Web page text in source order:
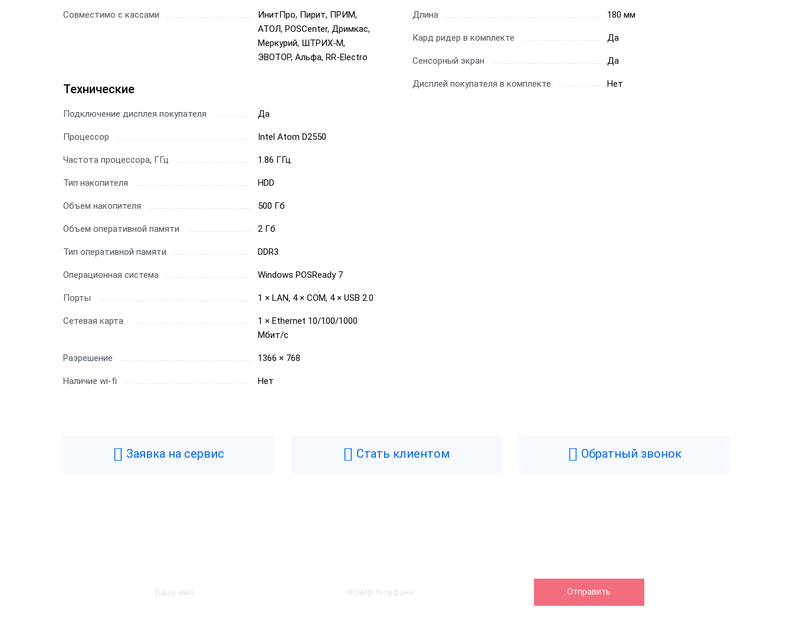
Совместимо с кассами
ИнитПро, Пирит, ПРИМ,
АТОЛ, POSCenter, Дримкас,
Меркурий, ШТРИХ-М,
ЭВОТОР, Альфа, RR-Electro
Технические
Подключение дисплея покупателя Да
Процессор Intel Atom D2550
Частота процессора, ГГц 1.86 ГГц
Тип накопителя HDD
Объем накопителя 500 Гб
Объем оперативной памяти 2 Гб
Тип оперативной памяти DDR3
Операционная система Windows POSReady 7
Порты 1 × LAN, 4 × COM, 4 × USB 2.0
Сетевая карта
1 × Ethernet 10/100/1000
Мбит/с
Разрешение 1366 × 768
Наличие wi-fi Нет
Длина 180 мм
Кард ридер в комплекте Да
Сенсорный экран Да
Дисплей покупателя в комплекте Нет
1С:Розница 8 ПРОФ. 1С:Розница 8. Базовая версия Frontol 6
Заявка на сервис Стать клиентом Обратный звонок